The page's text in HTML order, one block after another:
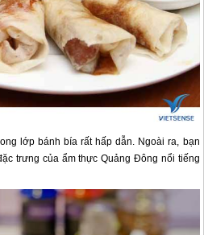
lớp bánh bía rất hấp dẫn. Ngoài ra, bạn
trưng của ẩm thực Quảng Đông nổi tiếng